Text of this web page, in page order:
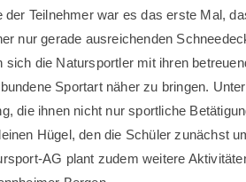
der Teilnehmer war es das erste Mal,
nur gerade ausreichenden
sich die Natursportler mit ihren
Sportart näher zu bringen.
die ihnen nicht nur sportliche
Hügel, den die Schüler zunächst
AG plant zudem weitere